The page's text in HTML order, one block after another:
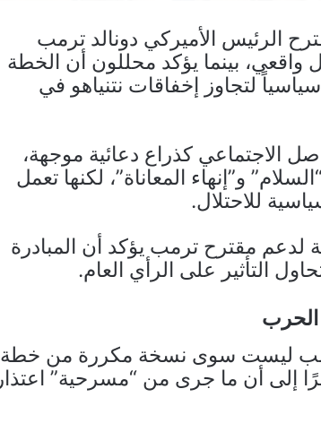
الرئيس الأميركي دونالد ترمب
بينما يؤكد محللون أن الخطة
لتجاوز إخفاقات نتنياهو في
الاجتماعي كذراع دعائية موجهة،
و”إنهاء المعاناة”، لكنها تعمل
للاحتلال.
مقترح ترمب يؤكد أن المبادرة
التأثير على الرأي العام.
ليست سوى نسخة مكررة من خطة
إلى أن ما جرى من “مسرحية” اعتذار